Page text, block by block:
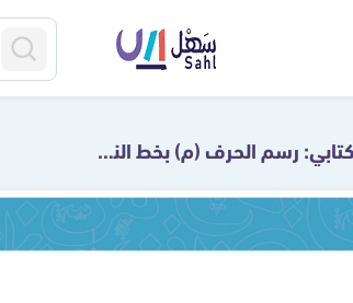
الرسم الكتابي: رسم الحرف (م) بخط النسخ